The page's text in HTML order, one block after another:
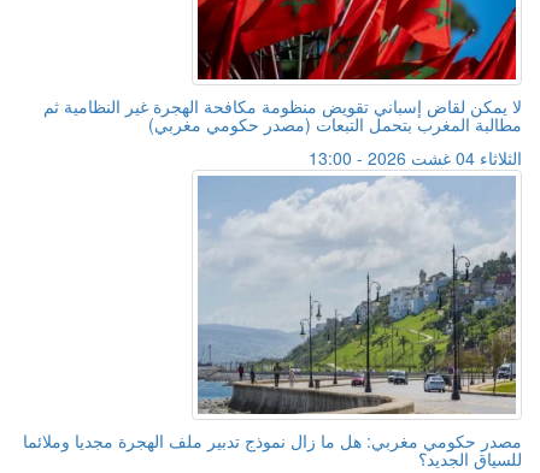
لا يمكن لقاض إسباني تقويض منظومة مكافحة الهجرة غير النظامية ثم
مطالبة المغرب بتحمل التبعات (مصدر حكومي مغربي)
الثلاثاء 04 غشت 2026 - 13:00
مصدر حكومي مغربي: هل ما زال نموذج تدبير ملف الهجرة مجديا وملائما
للسياق الجديد؟